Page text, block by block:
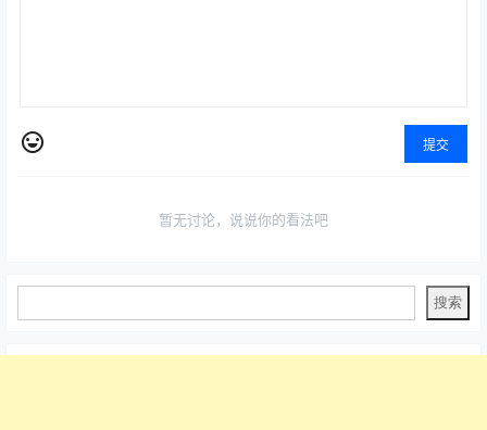
提交
暂无讨论，说说你的看法吧